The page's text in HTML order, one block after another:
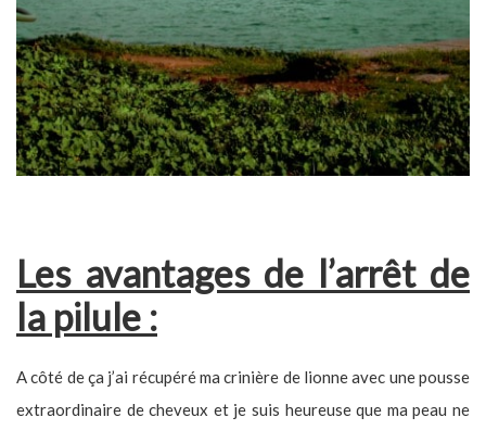
Les avantages de l’arrêt de
la pilule :
A côté de ça j’ai récupéré ma crinière de lionne avec une pousse
extraordinaire de cheveux et je suis heureuse que ma peau ne